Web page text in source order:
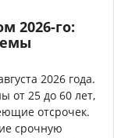
2026-го:
2026 года.
от 25 до 60 лет,
отсрочек.
срочную